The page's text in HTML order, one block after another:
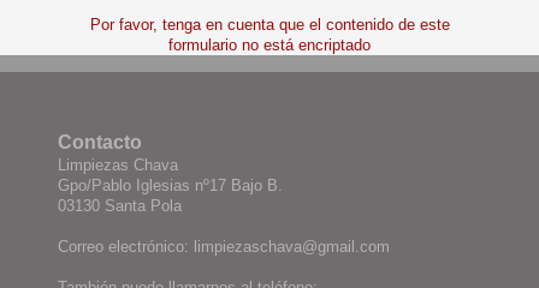
Por favor, tenga en cuenta que el contenido de este
formulario no está encriptado
Contacto
Limpiezas Chava
Gpo/Pablo Iglesias nº17 Bajo B.
03130 Santa Pola
Correo electrónico: limpiezaschava@gmail.com